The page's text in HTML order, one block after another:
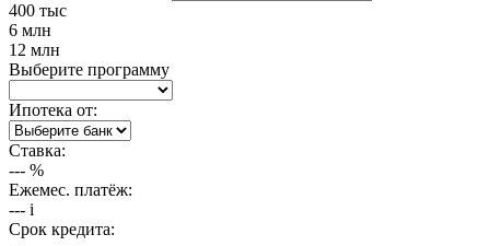
400 тыс
6 млн
12 млн
Выберите программу
Ипотека от:
Ставка:
--- %
Ежемес. платёж:
--- i
Срок кредита: